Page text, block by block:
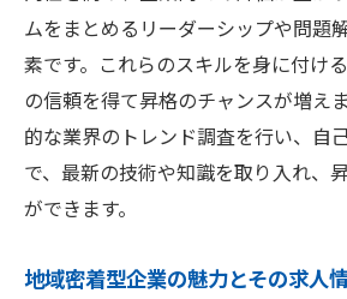
ムをまとめるリーダーシップや問題
素です。これらのスキルを身に付け
の信頼を得て昇格のチャンスが増え
的な業界のトレンド調査を行い、自
で、最新の技術や知識を取り入れ、
ができます。
地域密着型企業の魅力とその求人